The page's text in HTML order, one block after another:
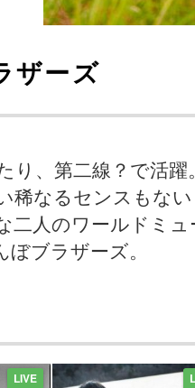
ザーズ
り、第二線？で活
稀なるセンスもな
二人のワールドミ
ブラザーズ。
LIVE